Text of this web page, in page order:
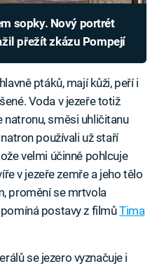
sopky. Nový portrét
přežít zkázu Pompejí
ptáků, mají kůži, peří i
Voda v jezeře totiž
směsi uhličitanu
používali už staří
velmi účinně pohlcuje
v jezeře zemře a jeho tělo
promění se mrtvola
postavy z filmůTima
se jezero vyznačuje i